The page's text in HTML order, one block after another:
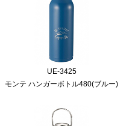
UE-3425
モンテ ハンガーボトル480(ブルー)